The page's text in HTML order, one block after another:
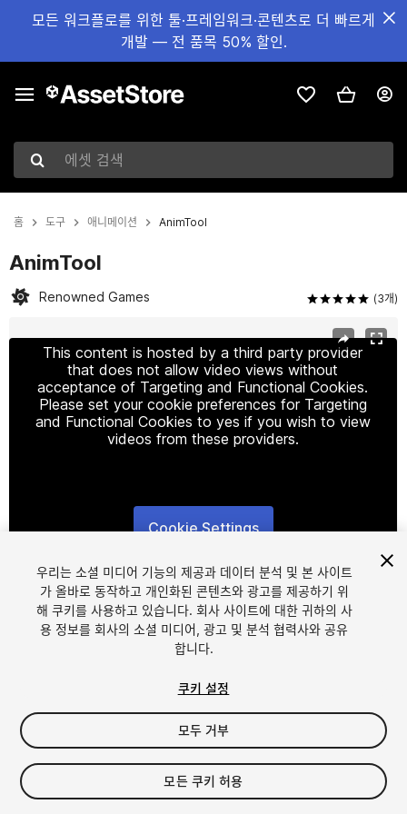
모든 워크플로를 위한 툴·프레임워크·콘텐츠로 더 빠르게
개발 — 전 품목 50% 할인.
에셋 검색
홈 도구 애니메이션 AnimTool
AnimTool
Renowned Games (3개)
This content is hosted by a third party provider
that does not allow video views without
acceptance of Targeting and Functional Cookies.
Please set your cookie preferences for Targeting
and Functional Cookies to yes if you wish to view
videos from these providers.
Cookie Settings
FREE
23viewsin the past week
우리는 소셜 미디어 기능의 제공과 데이터 분석 및 본 사이트
가 올바로 동작하고 개인화된 콘텐츠와 광고를 제공하기 위
해 쿠키를 사용하고 있습니다. 회사 사이트에 대한 귀하의 사
용 정보를 회사의 소셜 미디어, 광고 및 분석 협력사와 공유
합니다.
쿠키 설정
모두 거부
모든 쿠키 허용